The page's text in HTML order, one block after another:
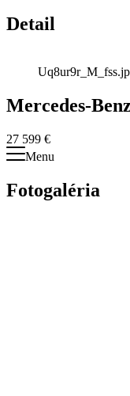
Detail
Mercedes-
27 599 €
Menu
Fotogaléria